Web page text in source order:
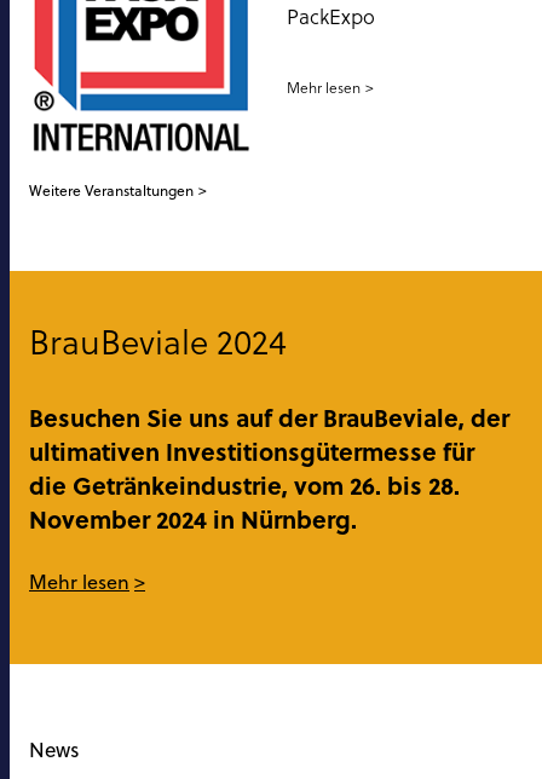
PackExpo
Mehr lesen
Weitere Veranstaltungen
BrauBeviale 2024
Besuchen Sie uns auf der BrauBeviale, der
ultimativen Investitionsgütermesse für
die Getränkeindustrie, vom 26. bis 28.
November 2024 in Nürnberg.
Mehr lesen
News